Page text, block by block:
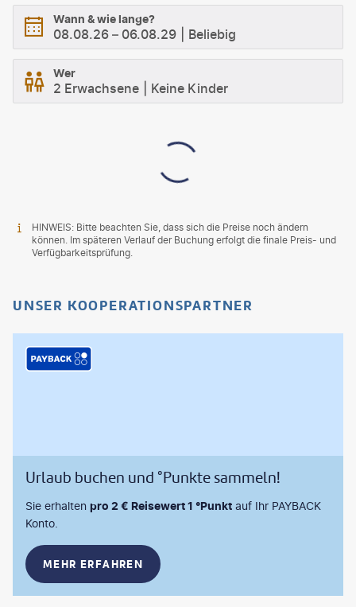
Wann & wie lange?
08.08.26 – 06.08.29 Beliebig
Wer
2 Erwachsene Keine Kinder
HINWEIS: Bitte beachten Sie, dass sich die Preise noch ändern
können. Im späteren Verlauf der Buchung erfolgt die finale Preis- und
Verfügbarkeitsprüfung.
UNSER KOOPERATIONSPARTNER
Urlaub buchen und °Punkte sammeln!
Sie erhalten pro 2 € Reisewert 1 °Punkt auf Ihr PAYBACK
Konto.
MEHR ERFAHREN